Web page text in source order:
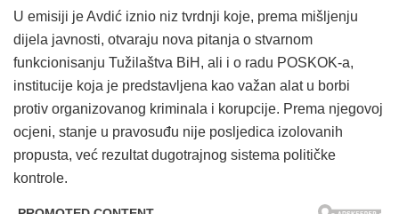
U emisiji je Avdić iznio niz tvrdnji koje, prema mišljenju
dijela javnosti, otvaraju nova pitanja o stvarnom
funkcionisanju Tužilaštva BiH, ali i o radu POSKOK-a,
institucije koja je predstavljena kao važan alat u borbi
protiv organizovanog kriminala i korupcije. Prema njegovoj
ocjeni, stanje u pravosuđu nije posljedica izolovanih
propusta, već rezultat dugotrajnog sistema političke
kontrole.